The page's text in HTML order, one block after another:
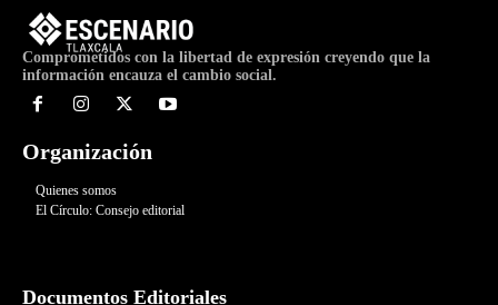
Comprometidos con la libertad de expresión creyendo que la
información encauza el cambio social.
Organización
Quienes somos
El Círculo: Consejo editorial
Documentos Editoriales